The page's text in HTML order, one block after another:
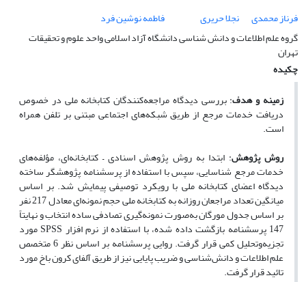
فرناز محمدی
نجلا حریری
فاطمه نوشین فرد
گروه علم اطلاعات و دانش شناسی دانشگاه آزاد اسلامی واحد علوم و تحقیقات
تهران
چکیده
زمینه و هدف:بررسی دیدگاه مراجعه‌کنندگان کتابخانه ملی در خصوص
دریافت خدمات مرجع از طریق شبکه‌های اجتماعی مبتنی بر تلفن همراه
است.
روش پژوهش:ابتدا به روش پژوهش اسنادی – کتابخانه‌ای، مؤلفه‌های
خدمات مرجع شناسایی، سپس با استفاده از پرسشنامه پژوهشگر ساخته
دیدگاه اعضای کتابخانه ملی با رویکرد توصیفی پیمایش شد. بر اساس
میانگین تعداد مراجعان روزانه به کتابخانه ملی حجم نمونه‌ای معادل 217 نفر
بر اساس جدول مورگان به‌صورت نمونه‌گیری تصادفی ساده انتخاب و نهایتاً
147 پرسشنامه بازگشت داده ‌شده، با استفاده از نرم افزار SPSSمورد
تجزیه‌وتحلیل کمی قرار گرفت. روایی پرسشنامه بر اساس نظر 6 متخصص
علم اطلاعات و دانش‌شناسی و ضریب پایایی نیز از طریق آلفای کرون باخ مورد
تائید قرار گرفت.